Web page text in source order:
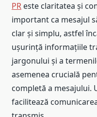
PR este claritatea și
important ca mesajul
clar și simplu, astfel
ușurință informațiile
jargonului și a
asemenea crucială
completă a mesajului.
facilitează